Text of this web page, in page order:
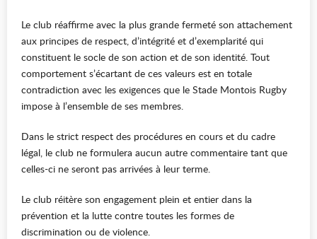
Le club réaffirme avec la plus grande fermeté son attachement
aux principes de respect, d’intégrité et d’exemplarité qui
constituent le socle de son action et de son identité. Tout
comportement s’écartant de ces valeurs est en totale
contradiction avec les exigences que le Stade Montois Rugby
impose à l’ensemble de ses membres.
Dans le strict respect des procédures en cours et du cadre
légal, le club ne formulera aucun autre commentaire tant que
celles-ci ne seront pas arrivées à leur terme.
Le club réitère son engagement plein et entier dans la
prévention et la lutte contre toutes les formes de
discrimination ou de violence.